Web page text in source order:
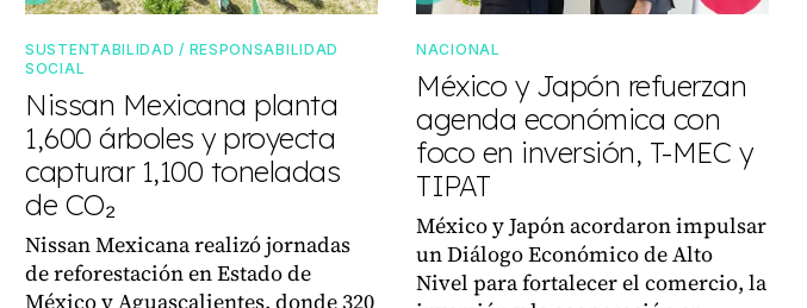
SUSTENTABILIDAD / RESPONSABILIDAD
SOCIAL
Nissan Mexicana planta
1,600 árboles y proyecta
capturar 1,100 toneladas
de CO₂
Nissan Mexicana realizó jornadas
de reforestación en Estado de
México y Aguascalientes, donde 320
NACIONAL
México y Japón refuerzan
agenda económica con
foco en inversión, T-MEC y
TIPAT
México y Japón acordaron impulsar
un Diálogo Económico de Alto
Nivel para fortalecer el comercio, la